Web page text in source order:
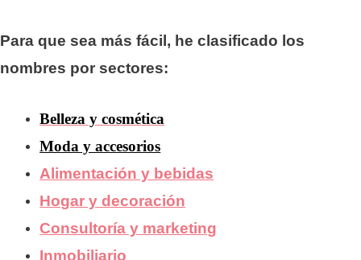
Para que sea más fácil, he clasificado los
nombres por sectores:
Belleza y cosmética
Moda y accesorios
Alimentación y bebidas
Hogar y decoración
Consultoría y marketing
Inmobiliario